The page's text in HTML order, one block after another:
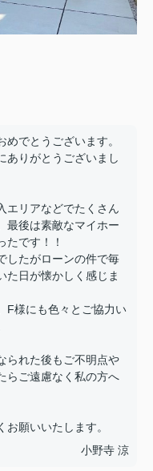
でとうございます。
ありがとうございまし
エリアなどでたくさん
最後は素敵なマイホー
たです！！
したがローンの件で毎
た日が懐かしく感じま
F様にも色々とご協力い
られた後もご不明点や
らご遠慮なく私の方へ
願いいたします。
小野寺 涼